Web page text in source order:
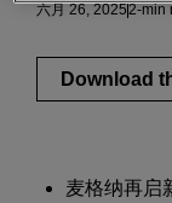
六月 26, 20252-min
Download
麦格纳再启